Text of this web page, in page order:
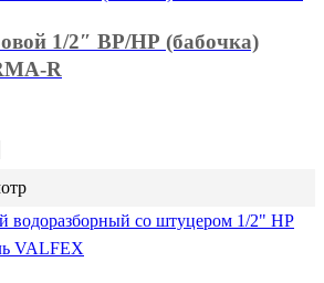
1/2″ ВР/НР (бабочка)
R